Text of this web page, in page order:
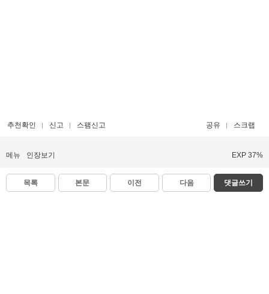
추천확인 신고 스팸신고 공유 스크랩
메뉴 인장보기 EXP 37%
목록 본문 이전 다음 댓글쓰기